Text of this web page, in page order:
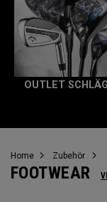
OUTLET
Home Zubehör
FOOTWEAR